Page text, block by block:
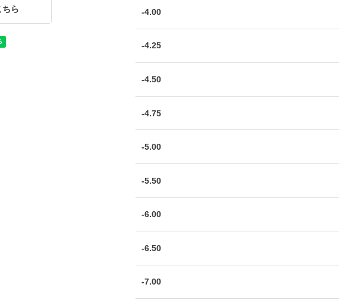
ちら -4.00
-4.25
-4.50
-4.75
-5.00
-5.50
-6.00
-6.50
-7.00